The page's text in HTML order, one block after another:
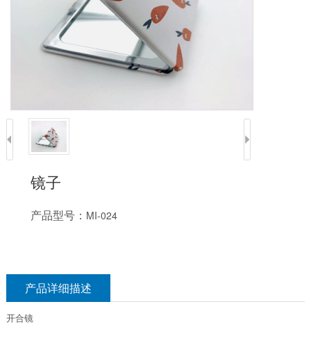
镜子
产品型号： MI-024
产品详细描述
开合镜